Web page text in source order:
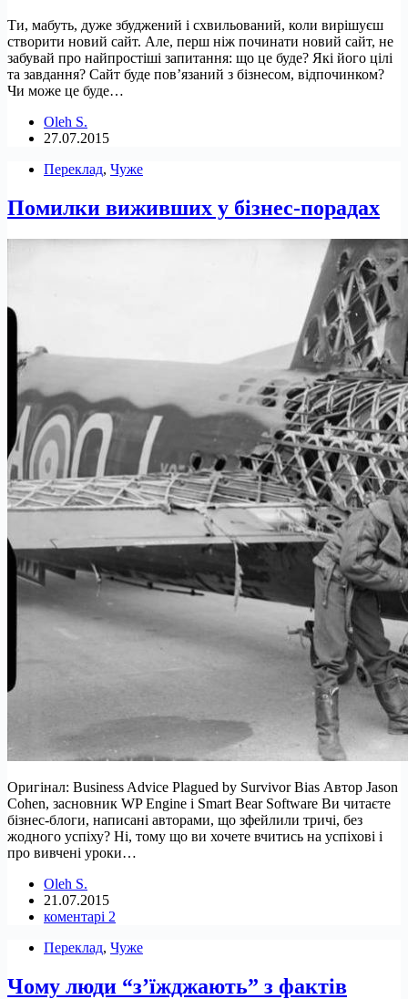
Ти, мабуть, дуже збуджений і схвильований, коли вирішуєш
створити новий сайт. Але, перш ніж починати новий сайт, не
забувай про найпростіші запитання: що це буде? Які його цілі
та завдання? Сайт буде пов’язаний з бізнесом, відпочинком?
Чи може це буде…
Oleh S.
27.07.2015
Переклад, Чуже
Помилки виживших у бізнес-порадах
Оригінал: Business Advice Plagued by Survivor Bias Автор Jason
Cohen, засновник WP Engine і Smart Bear Software Ви читаєте
бізнес-блоги, написані авторами, що зфейлили тричі, без
жодного успіху? Ні, тому що ви хочете вчитись на успіхові і
про вивчені уроки…
Oleh S.
21.07.2015
коментарі 2
Переклад, Чуже
Чому люди “з’їжджають” з фактів